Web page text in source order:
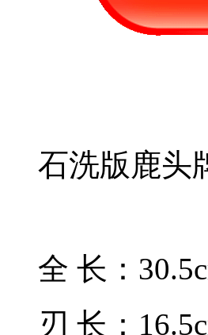
石洗版鹿头
全 长：
刃 长：